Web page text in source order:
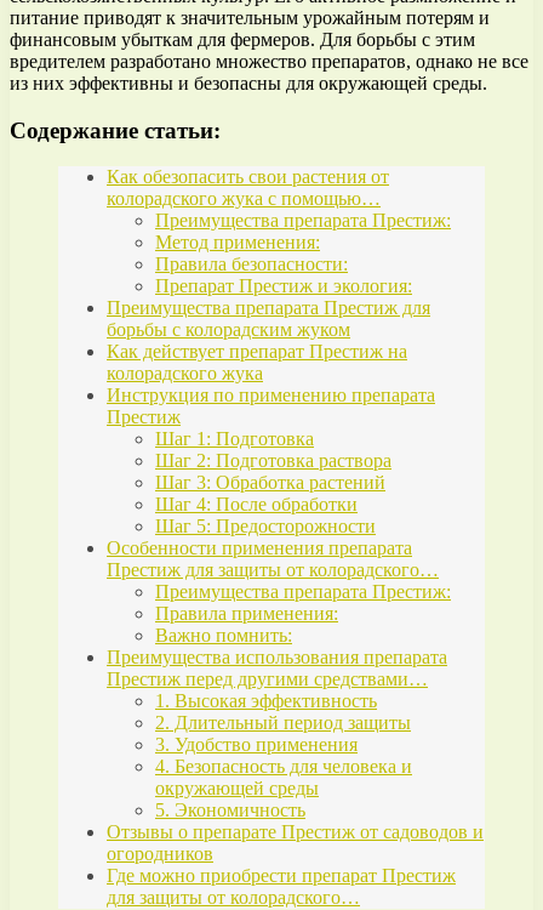
питание приводят к значительным урожайным потерям и
финансовым убыткам для фермеров. Для борьбы с этим
вредителем разработано множество препаратов, однако не все
из них эффективны и безопасны для окружающей среды.
Содержание статьи:
Как обезопасить свои растения от
колорадского жука с помощью…
Преимущества препарата Престиж:
Метод применения:
Правила безопасности:
Препарат Престиж и экология:
Преимущества препарата Престиж для
борьбы с колорадским жуком
Как действует препарат Престиж на
колорадского жука
Инструкция по применению препарата
Престиж
Шаг 1: Подготовка
Шаг 2: Подготовка раствора
Шаг 3: Обработка растений
Шаг 4: После обработки
Шаг 5: Предосторожности
Особенности применения препарата
Престиж для защиты от колорадского…
Преимущества препарата Престиж:
Правила применения:
Важно помнить:
Преимущества использования препарата
Престиж перед другими средствами…
1. Высокая эффективность
2. Длительный период защиты
3. Удобство применения
4. Безопасность для человека и
окружающей среды
5. Экономичность
Отзывы о препарате Престиж от садоводов и
огородников
Где можно приобрести препарат Престиж
для защиты от колорадского…